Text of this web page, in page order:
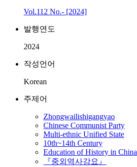
Vol.112 No.- [2024]
발행연도
2024
작성언어
Korean
주제어
Zhongwailishigangyao
Chinese Communist Party
Multi-ethnic Unified State
10th~14th Century
Education of History in China
『중외역사강요』